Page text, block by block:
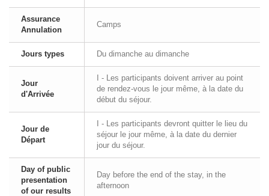
Assurance
Annulation
Camps
Jours types Du dimanche au dimanche
Jour
d'Arrivée
I - Les participants doivent arriver au point
de rendez-vous le jour même, à la date du
début du séjour.
Jour de
Départ
I - Les participants devront quitter le lieu du
séjour le jour même, à la date du dernier
jour du séjour.
Day of public
presentation
of our results
Day before the end of the stay, in the
afternoon